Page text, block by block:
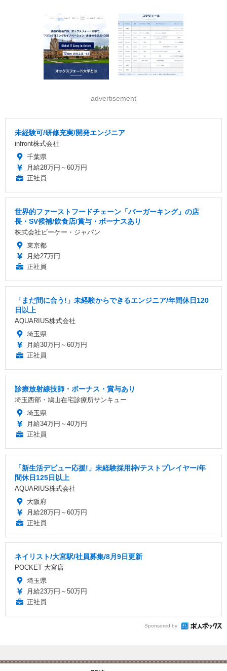
advertisement
未経験可/研修充実/開発エンジニア
infront株式会社
千葉県
月給28万円～60万円
正社員
世界的ファーストフードチェーン「バーガーキング」の店
長・SV候補/飲食店/賞与・ボーナスあり
株式会社ビーケー・ジャパン
東京都
月給27万円
正社員
「まだ間に合う!」未経験からできるエンジニア/年間休日120
日以上
AQUARIUS株式会社
埼玉県
月給30万円～60万円
正社員
診療放射線技師・ボーナス・賞与あり
埼玉西部・鳩山在宅診療所サンキュー
埼玉県
月給34万円～40万円
正社員
「新生活デビュー応援!」未経験採用枠/テストプレイヤー/年
間休日125日以上
AQUARIUS株式会社
大阪府
月給28万円～60万円
正社員
ネイリスト/大宮駅/社員募集/8月9日更新
POCKET 大宮店
埼玉県
月給23万円～50万円
正社員
Sponsored by